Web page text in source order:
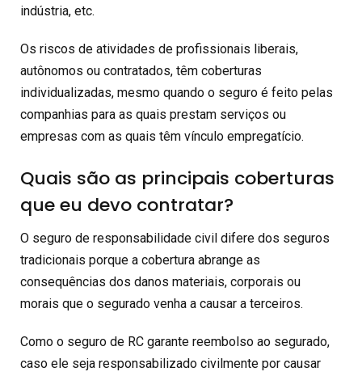
indústria, etc.
Os riscos de atividades de profissionais liberais,
autônomos ou contratados, têm coberturas
individualizadas, mesmo quando o seguro é feito pelas
companhias para as quais prestam serviços ou
empresas com as quais têm vínculo empregatício.
Quais são as principais coberturas
que eu devo contratar?
O seguro de responsabilidade civil difere dos seguros
tradicionais porque a cobertura abrange as
consequências dos danos materiais, corporais ou
morais que o segurado venha a causar a terceiros.
Como o seguro de RC garante reembolso ao segurado,
caso ele seja responsabilizado civilmente por causar